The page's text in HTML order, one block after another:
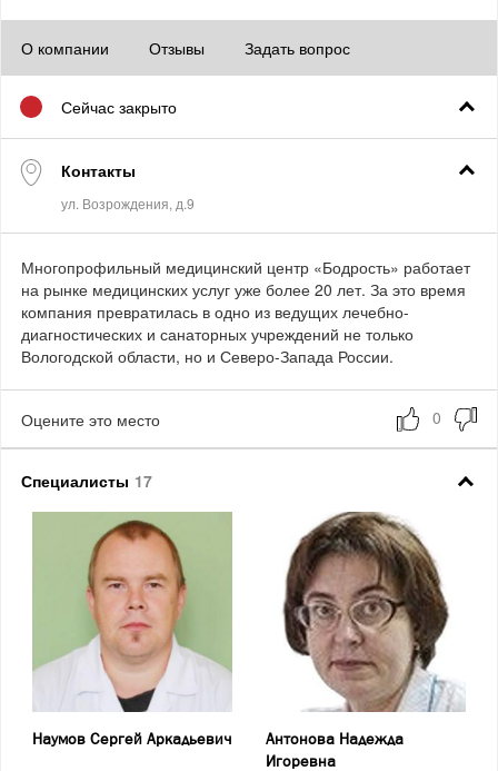
О компании Отзывы Задать вопрос
Сейчас закрыто
Контакты
Многопрофильный медицинский центр «Бодрость» работает
на рынке медицинских услуг уже более 20 лет. За это время
компания превратилась в одно из ведущих лечебно-
диагностических и санаторных учреждений не только
Вологодской области, но и Северо-Запада России.
Оцените это место
Специалисты 17
Наумов Сергей Аркадьевич
Антонова Надежда
Игоревна